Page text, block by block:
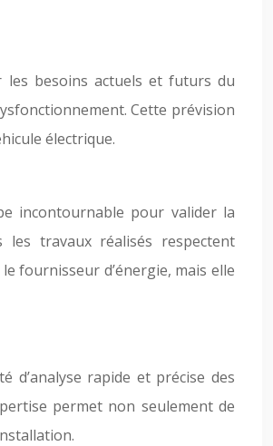
les besoins actuels et futurs du
Cette prévision
électrique.
incontournable pour valider la
les travaux réalisés respectent
fournisseur d’énergie, mais elle
d’analyse rapide et précise des
permet non seulement de